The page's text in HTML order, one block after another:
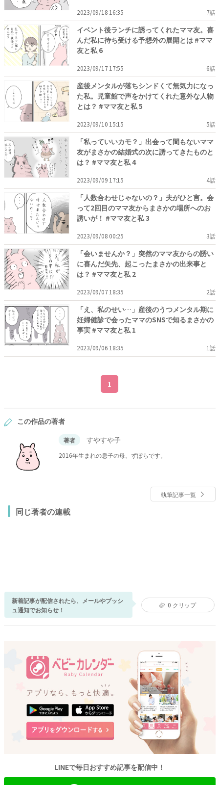
2023/09/18 16:35 7話
イベント後ランチに誘ってくれたママ友。喜
んだ私に待ち受ける予想外の展開とは #ママ
友と私 6
2023/09/17 17:55 6話
産後メンタルが落ちシンドくて無気力になっ
た私。児童館で声をかけてくれた意外な人物
とは？ #ママ友と私 5
2023/09/10 15:15 5話
「私っていいカモ？」出会って間もないママ
友がまさかの結婚式の次に誘ってきたものと
は？ #ママ友と私 4
2023/09/09 17:15 4話
「人数合わせじゃないの？」夫がひと言。会
って2回目のママ友からまさかの場所へのお
誘いが！ #ママ友と私 3
2023/09/08 00:25 3話
「会いませんか？」突然のママ友からの誘い
に喜んだ矢先、起こったまさかの出来事と
は？ #ママ友と私 2
2023/09/07 18:35 2話
「え、私のせい…」産後のうつメンタル期に
妊婦健診で会ったママのSNSで知るまさかの
事実 #ママ友と私 1
2023/09/06 18:35 1話
1
この作品の著者
著者 すやすや子
2016年生まれの息子の母。ずぼらです。
執筆記事一覧
同じ著者の連載
新着記事が配信されたら、メールやプッシ
ュ通知でお知らせ！
0 クリップ
LINEで毎日おすすめ記事を配信中！